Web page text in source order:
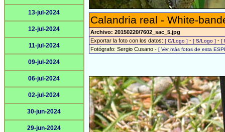
13-jul-2024
12-jul-2024
11-jul-2024
09-jul-2024
06-jul-2024
02-jul-2024
30-jun-2024
29-jun-2024
Calandria real - White-
Archivo: 20150220/7602_sac_5.jpg
Exportar la foto con los datos: [ C/Logo ] - [ S/Logo ] - [
Fotógrafo: Sergio Cusano - [ Ver más fotos de esta